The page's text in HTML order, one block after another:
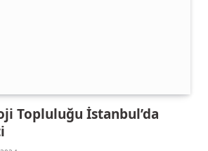
Topluluğu İstanbul’da